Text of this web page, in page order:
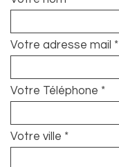
Votre adresse mail *
Votre Téléphone *
Votre ville *